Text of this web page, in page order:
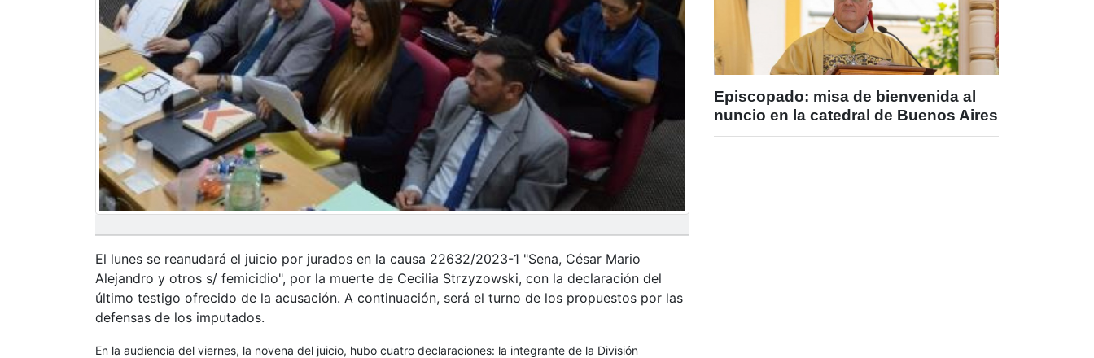
El lunes se reanudará el juicio por jurados en la causa 22632/2023-1 "Sena, César Mario
Alejandro y otros s/ femicidio", por la muerte de Cecilia Strzyzowski, con la declaración del
último testigo ofrecido de la acusación. A continuación, será el turno de los propuestos por las
defensas de los imputados.
En la audiencia del viernes, la novena del juicio, hubo cuatro declaraciones: la integrante de la División
Episcopado: misa de bienvenida al
nuncio en la catedral de Buenos Aires